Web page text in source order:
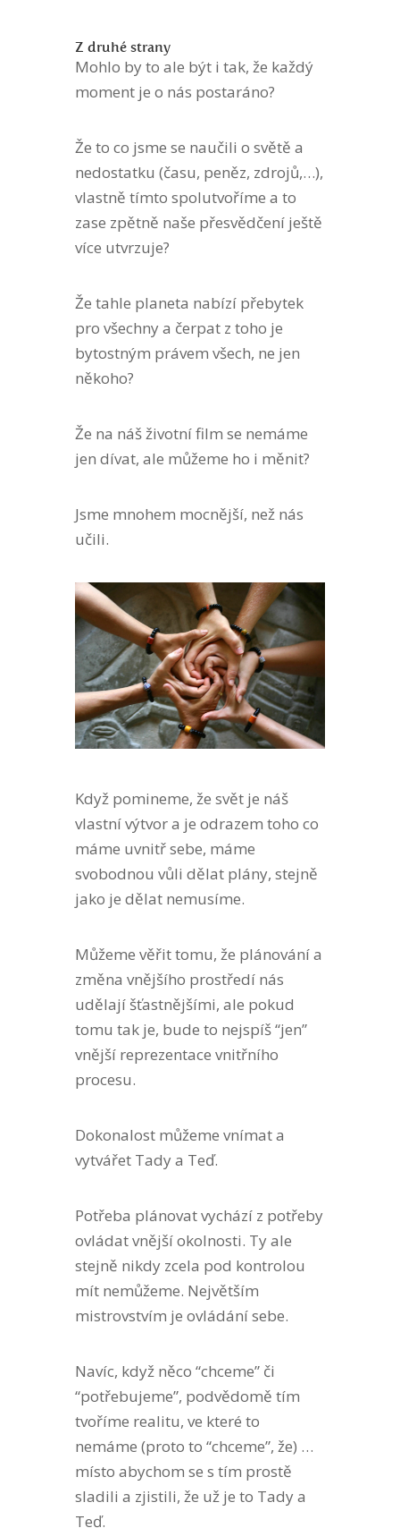
Z druhé strany
Mohlo by to ale být i tak, že každý
moment je o nás postaráno?
Že to co jsme se naučili o světě a
nedostatku (času, peněz, zdrojů,…),
vlastně tímto spolutvoříme a to
zase zpětně naše přesvědčení ještě
více utvrzuje?
Že tahle planeta nabízí přebytek
pro všechny a čerpat z toho je
bytostným právem všech, ne jen
někoho?
Že na náš životní film se nemáme
jen dívat, ale můžeme ho i měnit?
Jsme mnohem mocnější, než nás
učili.
Když pomineme, že svět je náš
vlastní výtvor a je odrazem toho co
máme uvnitř sebe, máme
svobodnou vůli dělat plány, stejně
jako je dělat nemusíme.
Můžeme věřit tomu, že plánování a
změna vnějšího prostředí nás
udělají šťastnějšími, ale pokud
tomu tak je, bude to nejspíš “jen”
vnější reprezentace vnitřního
procesu.
Dokonalost můžeme vnímat a
vytvářet Tady a Teď.
Potřeba plánovat vychází z potřeby
ovládat vnější okolnosti. Ty ale
stejně nikdy zcela pod kontrolou
mít nemůžeme. Největším
mistrovstvím je ovládání sebe.
Navíc, když něco “chceme” či
“potřebujeme”, podvědomě tím
tvoříme realitu, ve které to
nemáme (proto to “chceme”, že) …
místo abychom se s tím prostě
sladili a zjistili, že už je to Tady a
Teď.